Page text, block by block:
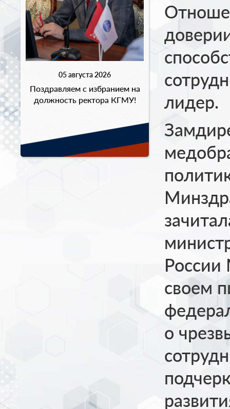
05 августа 2026
Поздравляем с избранием на
должность ректора КГМУ!
лидер.
своем
о